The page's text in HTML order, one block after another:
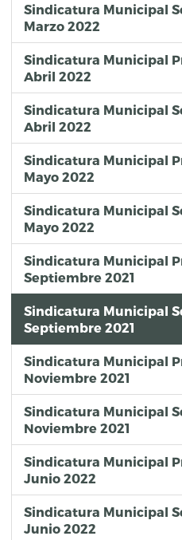
Sindicatura Municipal
Marzo 2022
Sindicatura Municipal
Abril 2022
Sindicatura Municipal
Abril 2022
Sindicatura Municipal
Mayo 2022
Sindicatura Municipal
Mayo 2022
Sindicatura Municipal
Septiembre 2021
Sindicatura Municipal
Septiembre 2021
Sindicatura Municipal
Noviembre 2021
Sindicatura Municipal
Noviembre 2021
Sindicatura Municipal
Junio 2022
Sindicatura Municipal
Junio 2022